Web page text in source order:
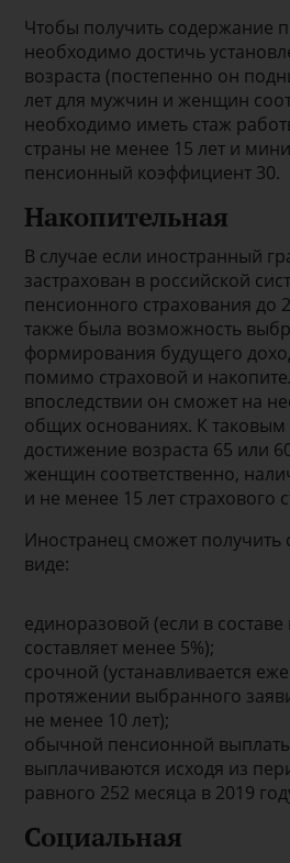
Чтобы получить содержание
необходимо достичь
возраста (постепенно он
лет для мужчин и женщин
необходимо иметь стаж
страны не менее 15 лет и
пенсионный коэффициент 30.
Накопительная
В случае если иностранный
застрахован в российской
пенсионного страхования до
также была возможность
формирования будущего
помимо страховой и
впоследствии он сможет на
общих основаниях. К таковым
достижение возраста 65 или
женщин соответственно,
и не менее 15 лет страхового
Иностранец сможет получить
виде:
единоразовой (если в
составляет менее 5%);
срочной (устанавливается
протяжении выбранного
не менее 10 лет);
обычной пенсионной
выплачиваются исходя из
равного 252 месяца в 2019
Социальная